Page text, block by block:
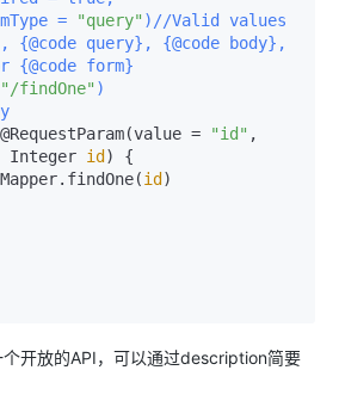
paramType =
"query" )//Valid values
{@code query}, {@code body},
{@code form}
"/findOne" )
@RequestParam(value = "id" ,
Integer id ) {
id )
开放的API，可以通过description简要